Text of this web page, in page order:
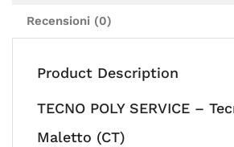
Recensioni (0)
Product Description
TECNO POLY SERVICE –
Maletto (CT)